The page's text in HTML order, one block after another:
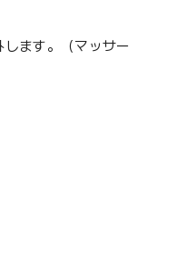
ます。（マッサー